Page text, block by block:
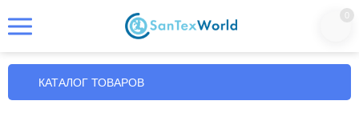
0
КАТАЛОГ ТОВАРОВ